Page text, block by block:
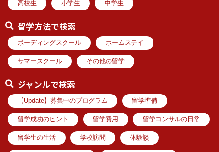
高校生 小学生 中学生
留学方法で検索
ボーディングスクール ホームステイ
サマースクール その他の留学
ジャンルで検索
【Update】募集中のプログラム 留学準備
留学成功のヒント 留学費用 留学コンサルの日常
留学生の生活 学校訪問 体験談